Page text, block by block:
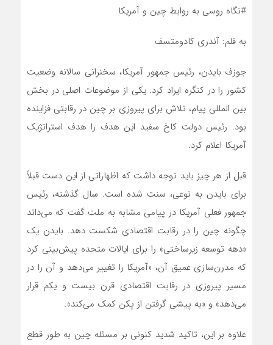
#نگاه روسی به روابط چین و آمریکا
به قلم: آندری کادومتسف
جوزف بایدن، رئیس جمهور آمریکا، سخنرانی سالانه وضعیت
کشور را در کنگره ایراد کرد. یکی از موضوعات اصلی در بخش
بین المللی پیام، تلاش برای پیروزی بر چین در رقابتی فزاینده
بود. رئیس دولت کاخ سفید این هدف را هدف استراتژیک
آمریکا اعلام کرد.
قبل از هر چیز باید توجه داشت که اظهاراتی از این دست قبلاً
برای بایدن به نوعی، سنت شده است. سال گذشته، رئیس
جمهور فعلی آمریکا در پیامی مشابه به ملت گفت که‌ می‌داند
چگونه چین را در رقابت اقتصادی شکست دهد. بایدن یک
«دهه توسعه زیرساختی» را برای ایالات متحده پیش‌بینی کرد
که مدرن‌سازی عمیق آن، «آمریکا را تغییر می‌دهد و آن را در
مسیر پیروزی در رقابت اقتصادی قرن بیست و یکم قرار
می‌دهد» و «به پیشی گرفتن از پکن کمک می‌کند».
علاوه بر این، تاکید شدید کنونی بر مسئله چین به طور قطع